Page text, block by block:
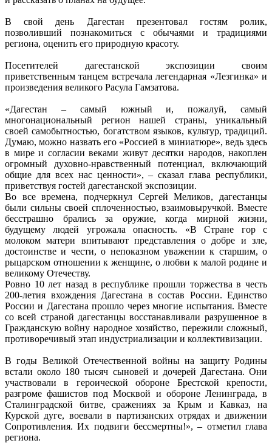
В свой день Дагестан презентовал гостям ролик,
позволивший познакомиться с обычаями и традициями
региона, оценить его природную красоту.
Посетителей дагестанской экспозиции своим
приветственным танцем встречала легендарная «Лезгинка» и
произведения великого Расула Гамзатова.
«Дагестан – самый южный и, пожалуй, самый
многонациональный регион нашей страны, уникальный
своей самобытностью, богатством языков, культур, традиций.
Думаю, можно назвать его «Россией в миниатюре», ведь здесь
в мире и согласии веками живут десятки народов, накоплен
огромный духовно-нравственный потенциал, включающий
общие для всех нас ценности», – сказал глава республики,
приветствуя гостей дагестанской экспозиции.
Во все времена, подчеркнул Сергей Меликов, дагестанцы
были сильны своей сплоченностью, взаимовыручкой. Вместе
бесстрашно брались за оружие, когда мирной жизни,
будущему людей угрожала опасность. «В Стране гор с
молоком матери впитывают представления о добре и зле,
достоинстве и чести, о непоказном уважении к старшим, о
рыцарском отношении к женщине, о любви к малой родине и
великому Отечеству.
Ровно 10 лет назад в республике прошли торжества в честь
200-летия вхождения Дагестана в состав России. Единство
России и Дагестана прошло через многие испытания. Вместе
со всей страной дагестанцы восстанавливали разрушенное в
Гражданскую войну народное хозяйство, пережили сложный,
противоречивый этап индустриализации и коллективизации.
В годы Великой Отечественной войны на защиту Родины
встали около 180 тысяч сыновей и дочерей Дагестана. Они
участвовали в героической обороне Брестской крепости,
разгроме фашистов под Москвой и обороне Ленинграда, в
Сталинградской битве, сражениях за Крым и Кавказ, на
Курской дуге, воевали в партизанских отрядах и движении
Сопротивления. Их подвиги бессмертны!», – отметил глава
региона.